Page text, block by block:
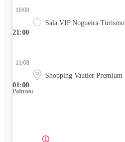
21:00
10/08
Sala VIP Nogueira Turismo
01:00
11/08
Shopping Vautier Premium
Poltrona